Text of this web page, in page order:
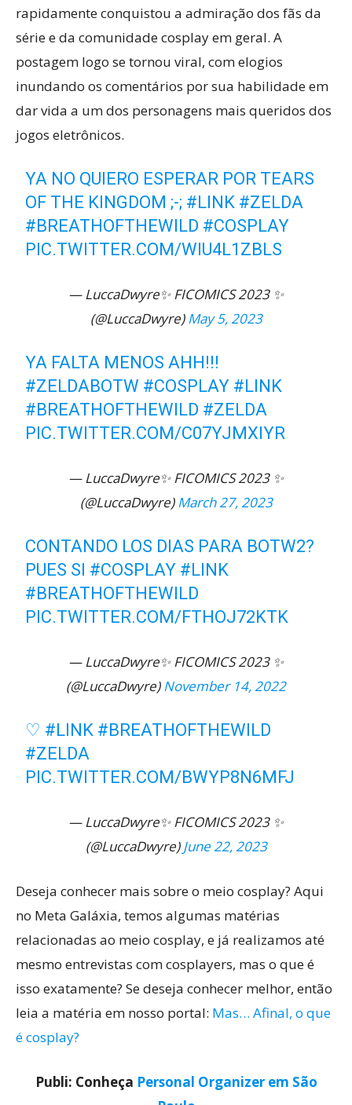
rapidamente conquistou a admiração dos fãs da
série e da comunidade cosplay em geral. A
postagem logo se tornou viral, com elogios
inundando os comentários por sua habilidade em
dar vida a um dos personagens mais queridos dos
jogos eletrônicos.
YA NO QUIERO ESPERAR POR TEARS
OF THE KINGDOM ;-; #LINK #ZELDA
#BREATHOFTHEWILD #COSPLAY
PIC.TWITTER.COM/WIU4L1ZBLS
— LuccaDwyre✨️ FICOMICS 2023 ✨️
(@LuccaDwyre)May 5, 2023
YA FALTA MENOS AHH!!!
#ZELDABOTW #COSPLAY #LINK
#BREATHOFTHEWILD #ZELDA
PIC.TWITTER.COM/C07YJMXIYR
— LuccaDwyre✨️ FICOMICS 2023 ✨️
(@LuccaDwyre)March 27, 2023
CONTANDO LOS DIAS PARA BOTW2?
PUES SI #COSPLAY #LINK
#BREATHOFTHEWILD
PIC.TWITTER.COM/FTHOJ72KTK
— LuccaDwyre✨️ FICOMICS 2023 ✨️
(@LuccaDwyre)November 14, 2022
♡ #LINK #BREATHOFTHEWILD
#ZELDA
PIC.TWITTER.COM/BWYP8N6MFJ
— LuccaDwyre✨️ FICOMICS 2023 ✨️
(@LuccaDwyre)June 22, 2023
Deseja conhecer mais sobre o meio cosplay? Aqui
no Meta Galáxia, temos algumas matérias
relacionadas ao meio cosplay, e já realizamos até
mesmo entrevistas com cosplayers, mas o que é
isso exatamente? Se deseja conhecer melhor, então
leia a matéria em nosso portal: Mas… Afinal, o que
é cosplay?
Publi: Conheça Personal Organizer em São